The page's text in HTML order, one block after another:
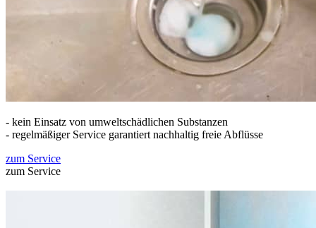
- kein Einsatz von umweltschädlichen Substanzen
- regelmäßiger Service garantiert nachhaltig freie Abflüsse
zum Service
zum Service